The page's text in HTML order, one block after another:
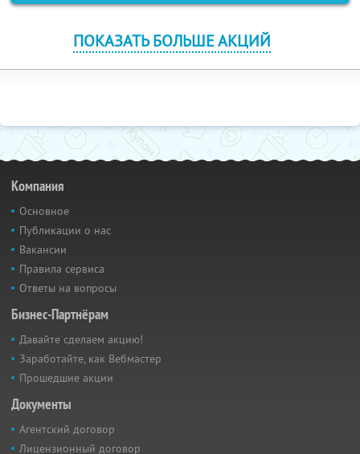
ПОКАЗАТЬ БОЛЬШЕ АКЦИЙ
Компания
Основное
Публикации о нас
Вакансии
Правила сервиса
Ответы на вопросы
Бизнес-Партнёрам
Давайте сделаем акцию!
Заработайте, как Вебмастер
Прошедшие акции
Документы
Агентский договор
Лицензионный договор